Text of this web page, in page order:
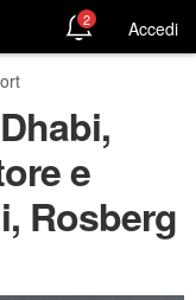
2 Accedi
e
Rosberg